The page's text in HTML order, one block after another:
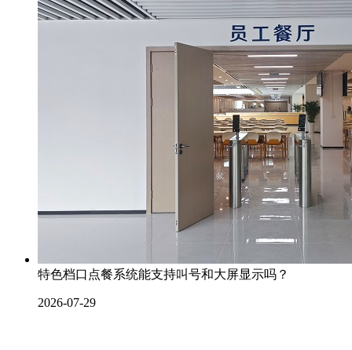
特色档口点餐系统能支持叫号和大屏显示吗？
2026-07-29